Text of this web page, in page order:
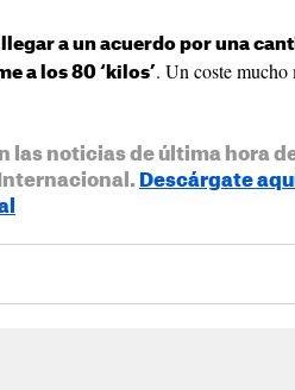
a un acuerdo por una
a los 80 ‘kilos’. Un coste mucho
las noticias de última hora
Descárgate